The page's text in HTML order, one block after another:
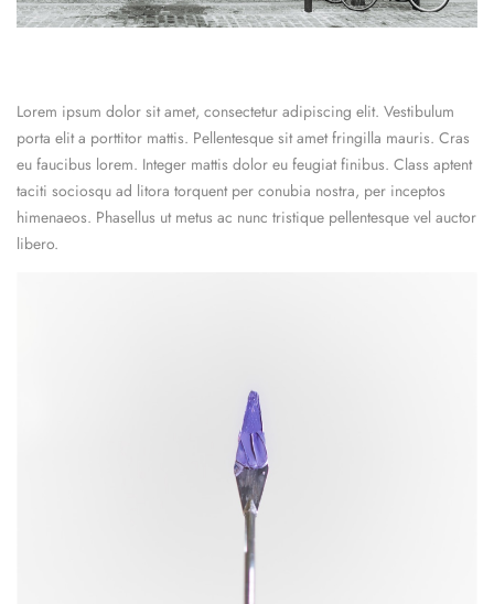
Lorem ipsum dolor sit amet, consectetur adipiscing elit. Vestibulum
porta elit a porttitor mattis. Pellentesque sit amet fringilla mauris. Cras
eu faucibus lorem. Integer mattis dolor eu feugiat finibus. Class aptent
taciti sociosqu ad litora torquent per conubia nostra, per inceptos
himenaeos. Phasellus ut metus ac nunc tristique pellentesque vel auctor
libero.